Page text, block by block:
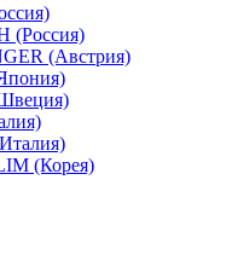
(Россия)
(Австрия)
(Корея)